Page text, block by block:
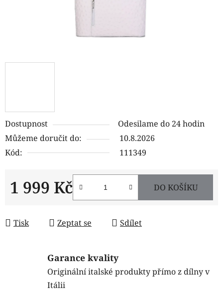
Dostupnost
Odesilame do 24 hodin
Můžeme doručit do:
10.8.2026
Kód:
111349
1 999 Kč DO KOŠÍKU
Tisk Zeptat se Sdílet
Garance kvality
Originální italské produkty přímo z dílny v
Itálii